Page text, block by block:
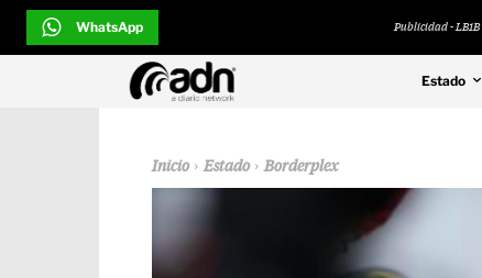
WhatsApp Publicidad - LB1B
Estado
Inicio Estado Borderplex